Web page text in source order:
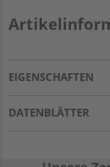
EIGENSCHAFTEN
DATENBLÄTTER